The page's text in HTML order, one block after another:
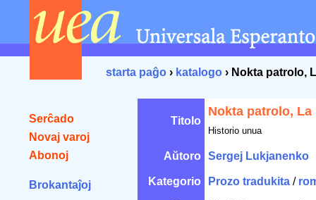
starta paĝo › katalogo › Nokta patrolo,
Serĉado
Novaj varoj
Abonoj
Brokantaĵoj
Titolo
Nokta patrolo, La
Historio unua
Aŭtoro Sergej Lukjanenko
Kategorio Prozo tradukita /